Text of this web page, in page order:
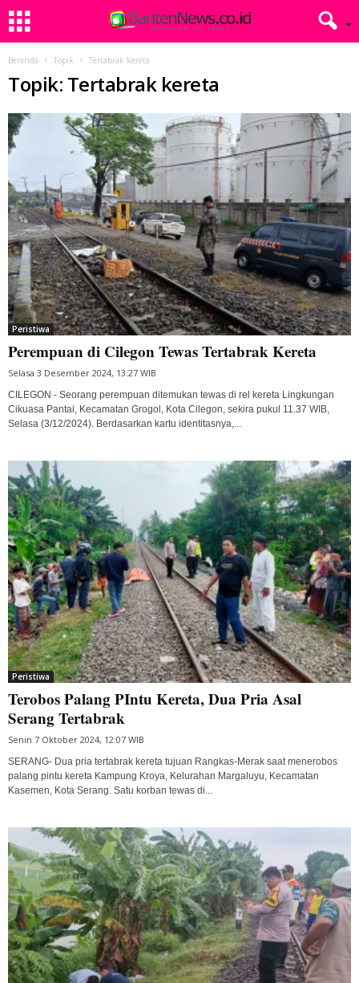
Beranda Topik Tertabrak kereta
Topik: Tertabrak kereta
Peristiwa
Perempuan di Cilegon Tewas Tertabrak Kereta
Selasa 3 Desember 2024, 13:27 WIB
CILEGON - Seorang perempuan ditemukan tewas di rel kereta Lingkungan
Cikuasa Pantai, Kecamatan Grogol, Kota Cilegon, sekira pukul 11.37 WIB,
Selasa (3/12/2024). Berdasarkan kartu identitasnya,...
Peristiwa
Terobos Palang PIntu Kereta, Dua Pria Asal
Serang Tertabrak
Senin 7 Oktober 2024, 12:07 WIB
SERANG- Dua pria tertabrak kereta tujuan Rangkas-Merak saat menerobos
palang pintu kereta Kampung Kroya, Kelurahan Margaluyu, Kecamatan
Kasemen, Kota Serang. Satu korban tewas di...